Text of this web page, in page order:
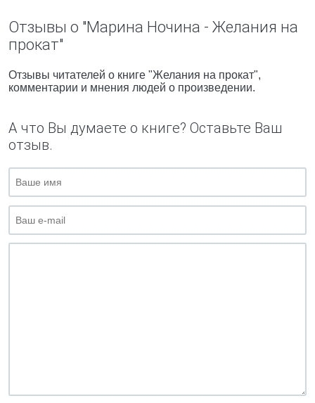
Отзывы о "Марина Ночина - Желания на
прокат"
Отзывы читателей о книге "Желания на прокат",
комментарии и мнения людей о произведении.
А что Вы думаете о книге? Оставьте Ваш
отзыв.